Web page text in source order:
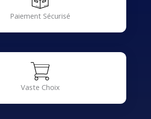
Paiement Sécurisé
Vaste Choix